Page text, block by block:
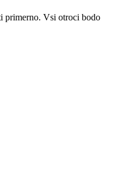
primerno. Vsi otroci bodo